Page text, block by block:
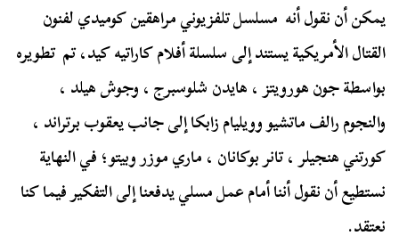
يمكن أن نقول أنه مسلسل تلفزيوني مراهقين كوميدي لفنون
القتال الأمريكية يستند إلى سلسلة أفلام كاراتيه كيد، تم تطويره
بواسطة جون هورويتز ، هايدن شلوسبرج ، وجوش هيلد ،
والنجوم رالف ماتشيو وويليام زابكا إلى جانب يعقوب برتراند ،
كورتني هنجيلر ، تانر بوكانان ، ماري موزر وبيتو؛ في النهاية
نستطيع أن نقول أننا أمام عمل مسلي يدفعنا إلى التفكير فيما كنا
نعتقد.